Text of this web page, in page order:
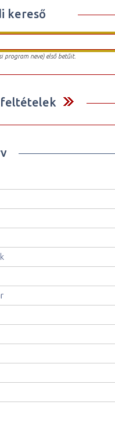
kereső
program neve) első betűit.
feltételek